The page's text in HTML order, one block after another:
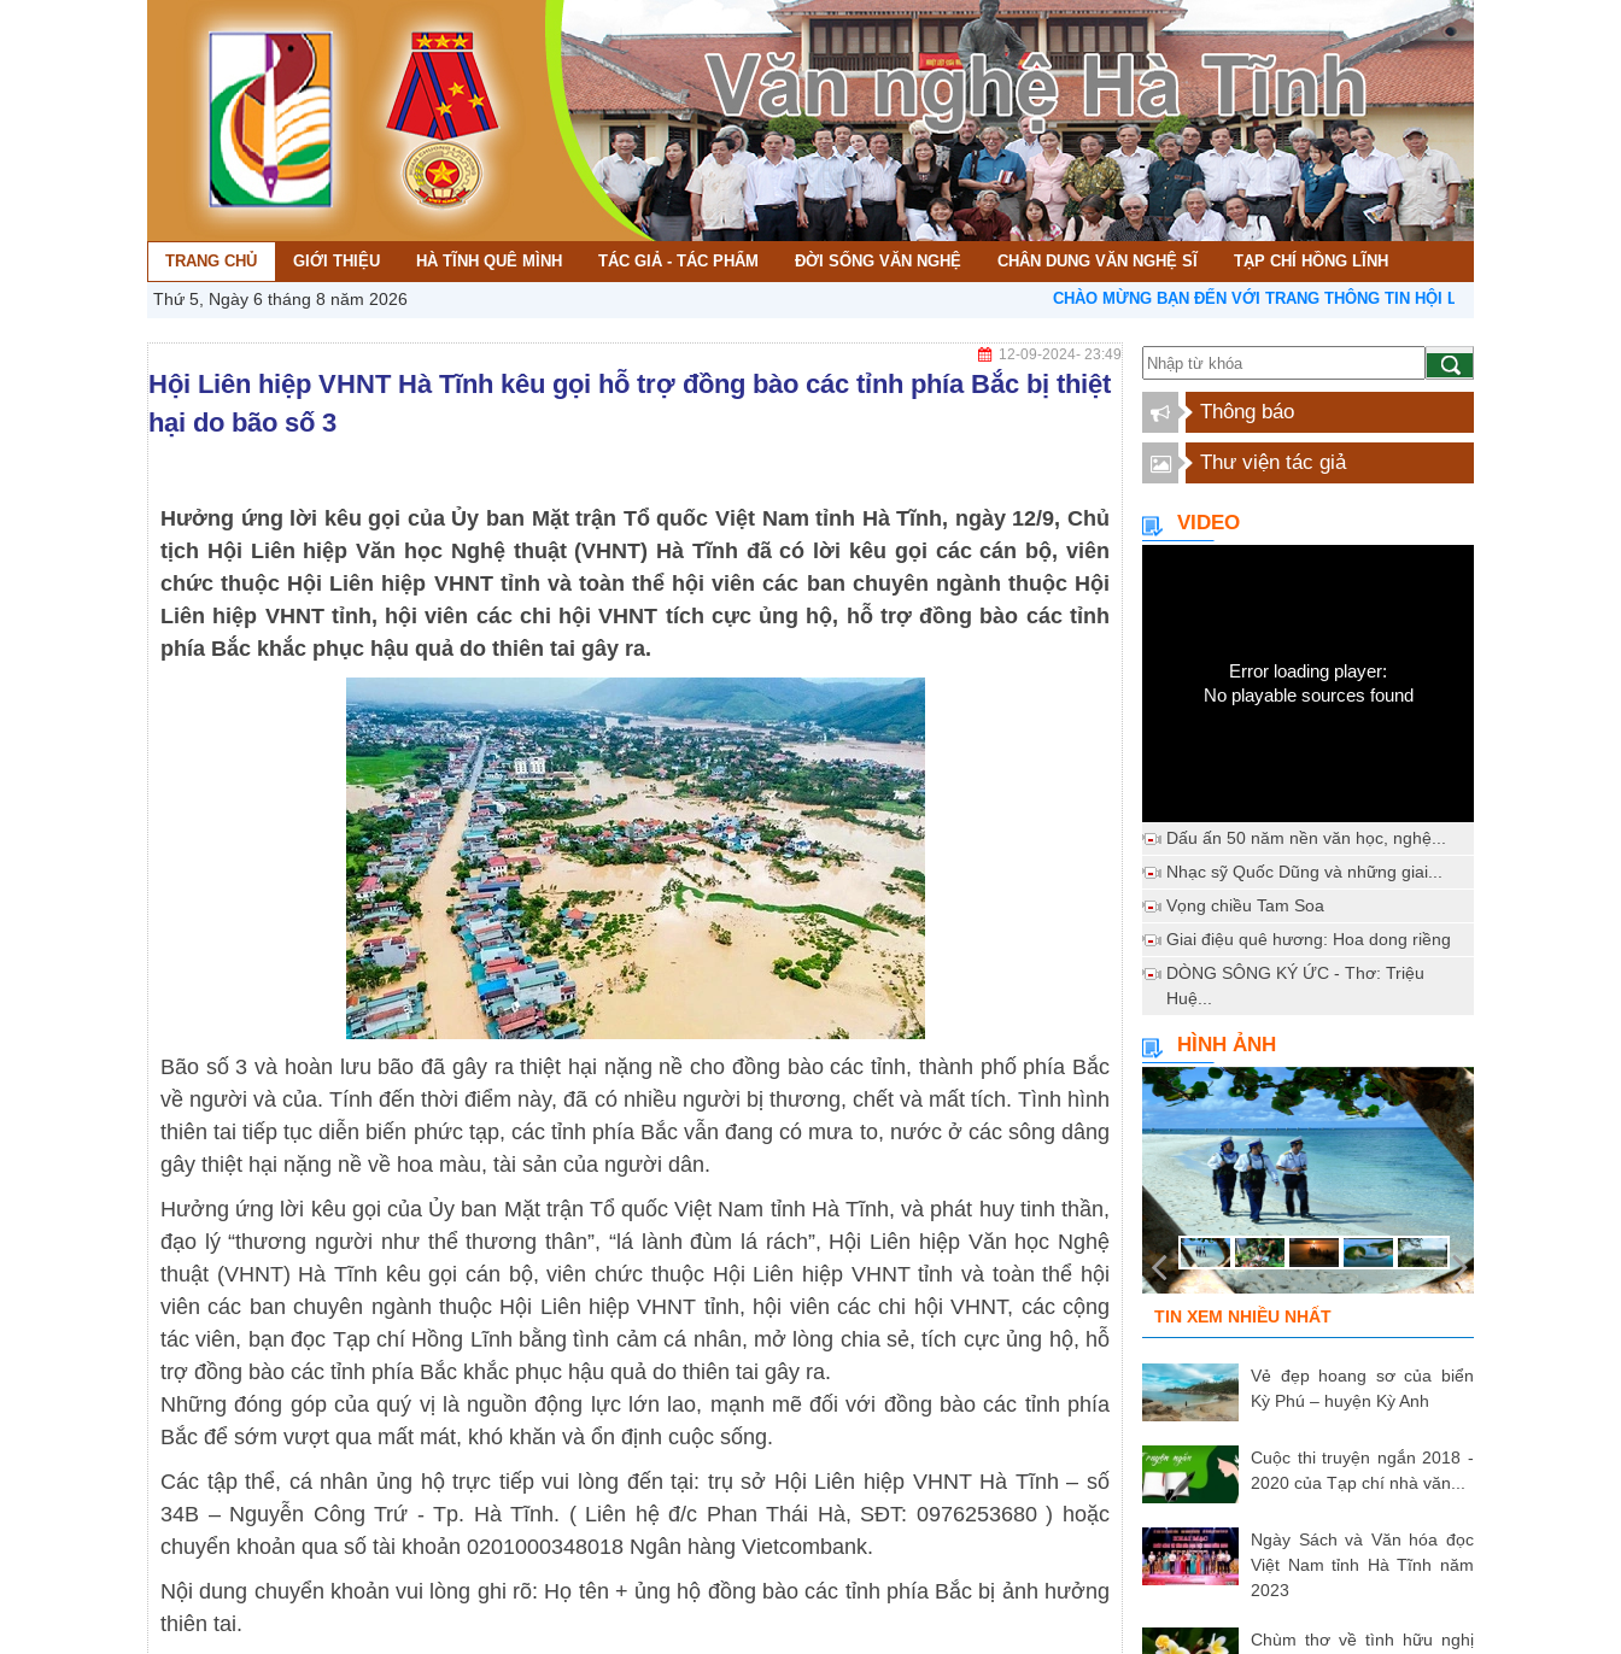
TRANG CHỦ GIỚI THIỆU HÀ TĨNH QUÊ MÌNH TÁC GIẢ - TÁC PHẨM ĐỜI SỐNG VĂN NGHỆ CHÂN DUNG VĂN NGHỆ SĨ TẠP CHÍ HỒNG LĨNH
Thứ 5, Ngày 6 tháng 8 năm 2026 CHÀO MỪNG BẠN ĐẾN VỚI TRANG THÔNG TIN HỘI LIÊN HIỆP VĂN HỌC NGHỆ
12-09-2024- 23:49
Hội Liên hiệp VHNT Hà Tĩnh kêu gọi hỗ trợ đồng bào các tỉnh phía Bắc bị thiệt
hại do bão số 3
Hưởng ứng lời kêu gọi của Ủy ban Mặt trận Tổ quốc Việt Nam tỉnh Hà Tĩnh, ngày 12/9, Chủ
tịch Hội Liên hiệp Văn học Nghệ thuật (VHNT) Hà Tĩnh đã có lời kêu gọi các cán bộ, viên
chức thuộc Hội Liên hiệp VHNT tỉnh và toàn thể hội viên các ban chuyên ngành thuộc Hội
Liên hiệp VHNT tỉnh, hội viên các chi hội VHNT tích cực ủng hộ, hỗ trợ đồng bào các tỉnh
phía Bắc khắc phục hậu quả do thiên tai gây ra.
Bão số 3 và hoàn lưu bão đã gây ra thiệt hại nặng nề cho đồng bào các tỉnh, thành phố phía Bắc
về người và của. Tính đến thời điểm này, đã có nhiều người bị thương, chết và mất tích. Tình hình
thiên tai tiếp tục diễn biến phức tạp, các tỉnh phía Bắc vẫn đang có mưa to, nước ở các sông dâng
gây thiệt hại nặng nề về hoa màu, tài sản của người dân.
Hưởng ứng lời kêu gọi của Ủy ban Mặt trận Tổ quốc Việt Nam tỉnh Hà Tĩnh, và phát huy tinh thần,
đạo lý “thương người như thể thương thân”, “lá lành đùm lá rách”, Hội Liên hiệp Văn học Nghệ
thuật (VHNT) Hà Tĩnh kêu gọi cán bộ, viên chức thuộc Hội Liên hiệp VHNT tỉnh và toàn thể hội
viên các ban chuyên ngành thuộc Hội Liên hiệp VHNT tỉnh, hội viên các chi hội VHNT, các cộng
tác viên, bạn đọc Tạp chí Hồng Lĩnh bằng tình cảm cá nhân, mở lòng chia sẻ, tích cực ủng hộ, hỗ
trợ đồng bào các tỉnh phía Bắc khắc phục hậu quả do thiên tai gây ra.
Những đóng góp của quý vị là nguồn động lực lớn lao, mạnh mẽ đối với đồng bào các tỉnh phía
Bắc để sớm vượt qua mất mát, khó khăn và ổn định cuộc sống.
Các tập thể, cá nhân ủng hộ trực tiếp vui lòng đến tại: trụ sở Hội Liên hiệp VHNT Hà Tĩnh – số
34B – Nguyễn Công Trứ - Tp. Hà Tĩnh. ( Liên hệ đ/c Phan Thái Hà, SĐT: 0976253680 ) hoặc
chuyển khoản qua số tài khoản 0201000348018 Ngân hàng Vietcombank.
Nội dung chuyển khoản vui lòng ghi rõ: Họ tên + ủng hộ đồng bào các tỉnh phía Bắc bị ảnh hưởng
thiên tai.
Thông báo
Thư viện tác giả
VIDEO
Error loading player:
No playable sources found
Dấu ấn 50 năm nền văn học, nghệ...
Nhạc sỹ Quốc Dũng và những giai...
Vọng chiều Tam Soa
Giai điệu quê hương: Hoa dong riềng
DÒNG SÔNG KÝ ỨC - Thơ: Triệu
Huệ...
HÌNH ẢNH
TIN XEM NHIỀU NHẤT
Vẻ đẹp hoang sơ của biển
Kỳ Phú – huyện Kỳ Anh
Cuộc thi truyện ngắn 2018 -
2020 của Tạp chí nhà văn...
Ngày Sách và Văn hóa đọc
Việt Nam tỉnh Hà Tĩnh năm
2023
Chùm thơ về tình hữu nghị